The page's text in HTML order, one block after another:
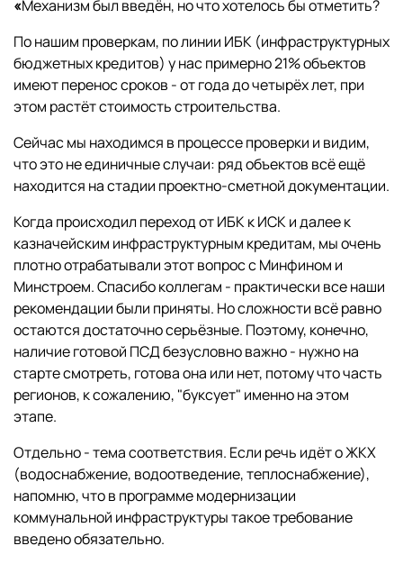
«Механизм был введён, но что хотелось бы отметить?
По нашим проверкам, по линии ИБК (инфраструктурных
бюджетных кредитов) у нас примерно 21% объектов
имеют перенос сроков - от года до четырёх лет, при
этом растёт стоимость строительства.
Сейчас мы находимся в процессе проверки и видим,
что это не единичные случаи: ряд объектов всё ещё
находится на стадии проектно-сметной документации.
Когда происходил переход от ИБК к ИСК и далее к
казначейским инфраструктурным кредитам, мы очень
плотно отрабатывали этот вопрос с Минфином и
Минстроем. Спасибо коллегам - практически все наши
рекомендации были приняты. Но сложности всё равно
остаются достаточно серьёзные. Поэтому, конечно,
наличие готовой ПСД безусловно важно - нужно на
старте смотреть, готова она или нет, потому что часть
регионов, к сожалению, "буксует" именно на этом
этапе.
Отдельно - тема соответствия. Если речь идёт о ЖКХ
(водоснабжение, водоотведение, теплоснабжение),
напомню, что в программе модернизации
коммунальной инфраструктуры такое требование
введено обязательно.